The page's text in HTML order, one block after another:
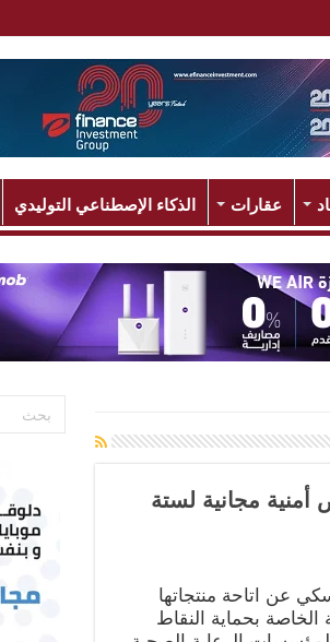
عقارات الذكاء الإصطناعي التوليدي
مجانية لستة
عن اتاحة منتجاتها
الخاصة بحماية النقاط